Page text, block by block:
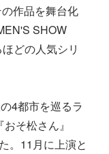
作品を舞台化
SHOW
どの人気シリ
4都市を巡るラ
そ松さん』
。11月に上演と